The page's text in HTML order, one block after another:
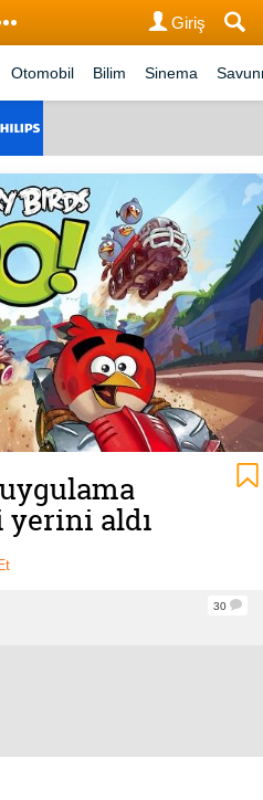
Giriş
Otomobil Bilim Sinema
aldı
30